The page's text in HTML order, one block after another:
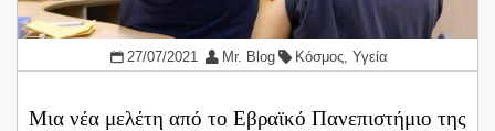
27/07/2021 Mr. Blog Κόσμος, Υγεία
Μια νέα μελέτη από το Εβραϊκό Πανεπιστήμιο της